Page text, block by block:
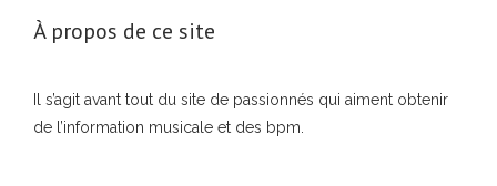
À propos de ce site
Il s’agit avant tout du site de passionnés qui aiment obtenir
de l’information musicale et des bpm.